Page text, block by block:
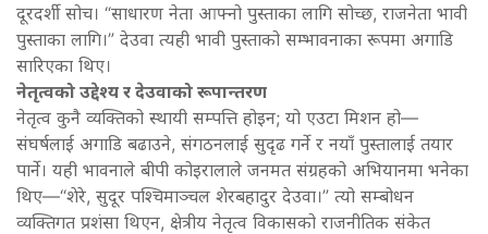
दूरदर्शी सोच। “साधारण नेता आफ्नो पुस्ताका लागि सोच्छ, राजनेता भावी
पुस्ताका लागि।” देउवा त्यही भावी पुस्ताको सम्भावनाका रूपमा अगाडि
सारिएका थिए।
नेतृत्वको उद्देश्य र देउवाको रूपान्तरण
नेतृत्व कुनै व्यक्तिको स्थायी सम्पत्ति होइन; यो एउटा मिशन हो—
संघर्षलाई अगाडि बढाउने, संगठनलाई सुदृढ गर्ने र नयाँ पुस्तालाई तयार
पार्ने। यही भावनाले बीपी कोइरालाले जनमत संग्रहको अभियानमा भनेका
थिए—“शेरे, सुदूर पश्चिमाञ्चल शेरबहादुर देउवा।” त्यो सम्बोधन
व्यक्तिगत प्रशंसा थिएन, क्षेत्रीय नेतृत्व विकासको राजनीतिक संकेत